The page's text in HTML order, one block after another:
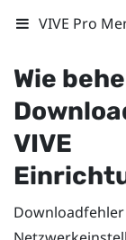
VIVE Pro
Wie
VIVE